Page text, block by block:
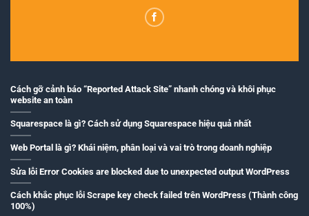
Cách gỡ cảnh báo “Reported Attack Site” nhanh chóng và khôi phục
website an toàn
Squarespace là gì? Cách sử dụng Squarespace hiệu quả nhất
Web Portal là gì? Khái niệm, phân loại và vai trò trong doanh nghiệp
Sửa lỗi Error Cookies are blocked due to unexpected output WordPress
Cách khắc phục lỗi Scrape key check failed trên WordPress (Thành công
100%)